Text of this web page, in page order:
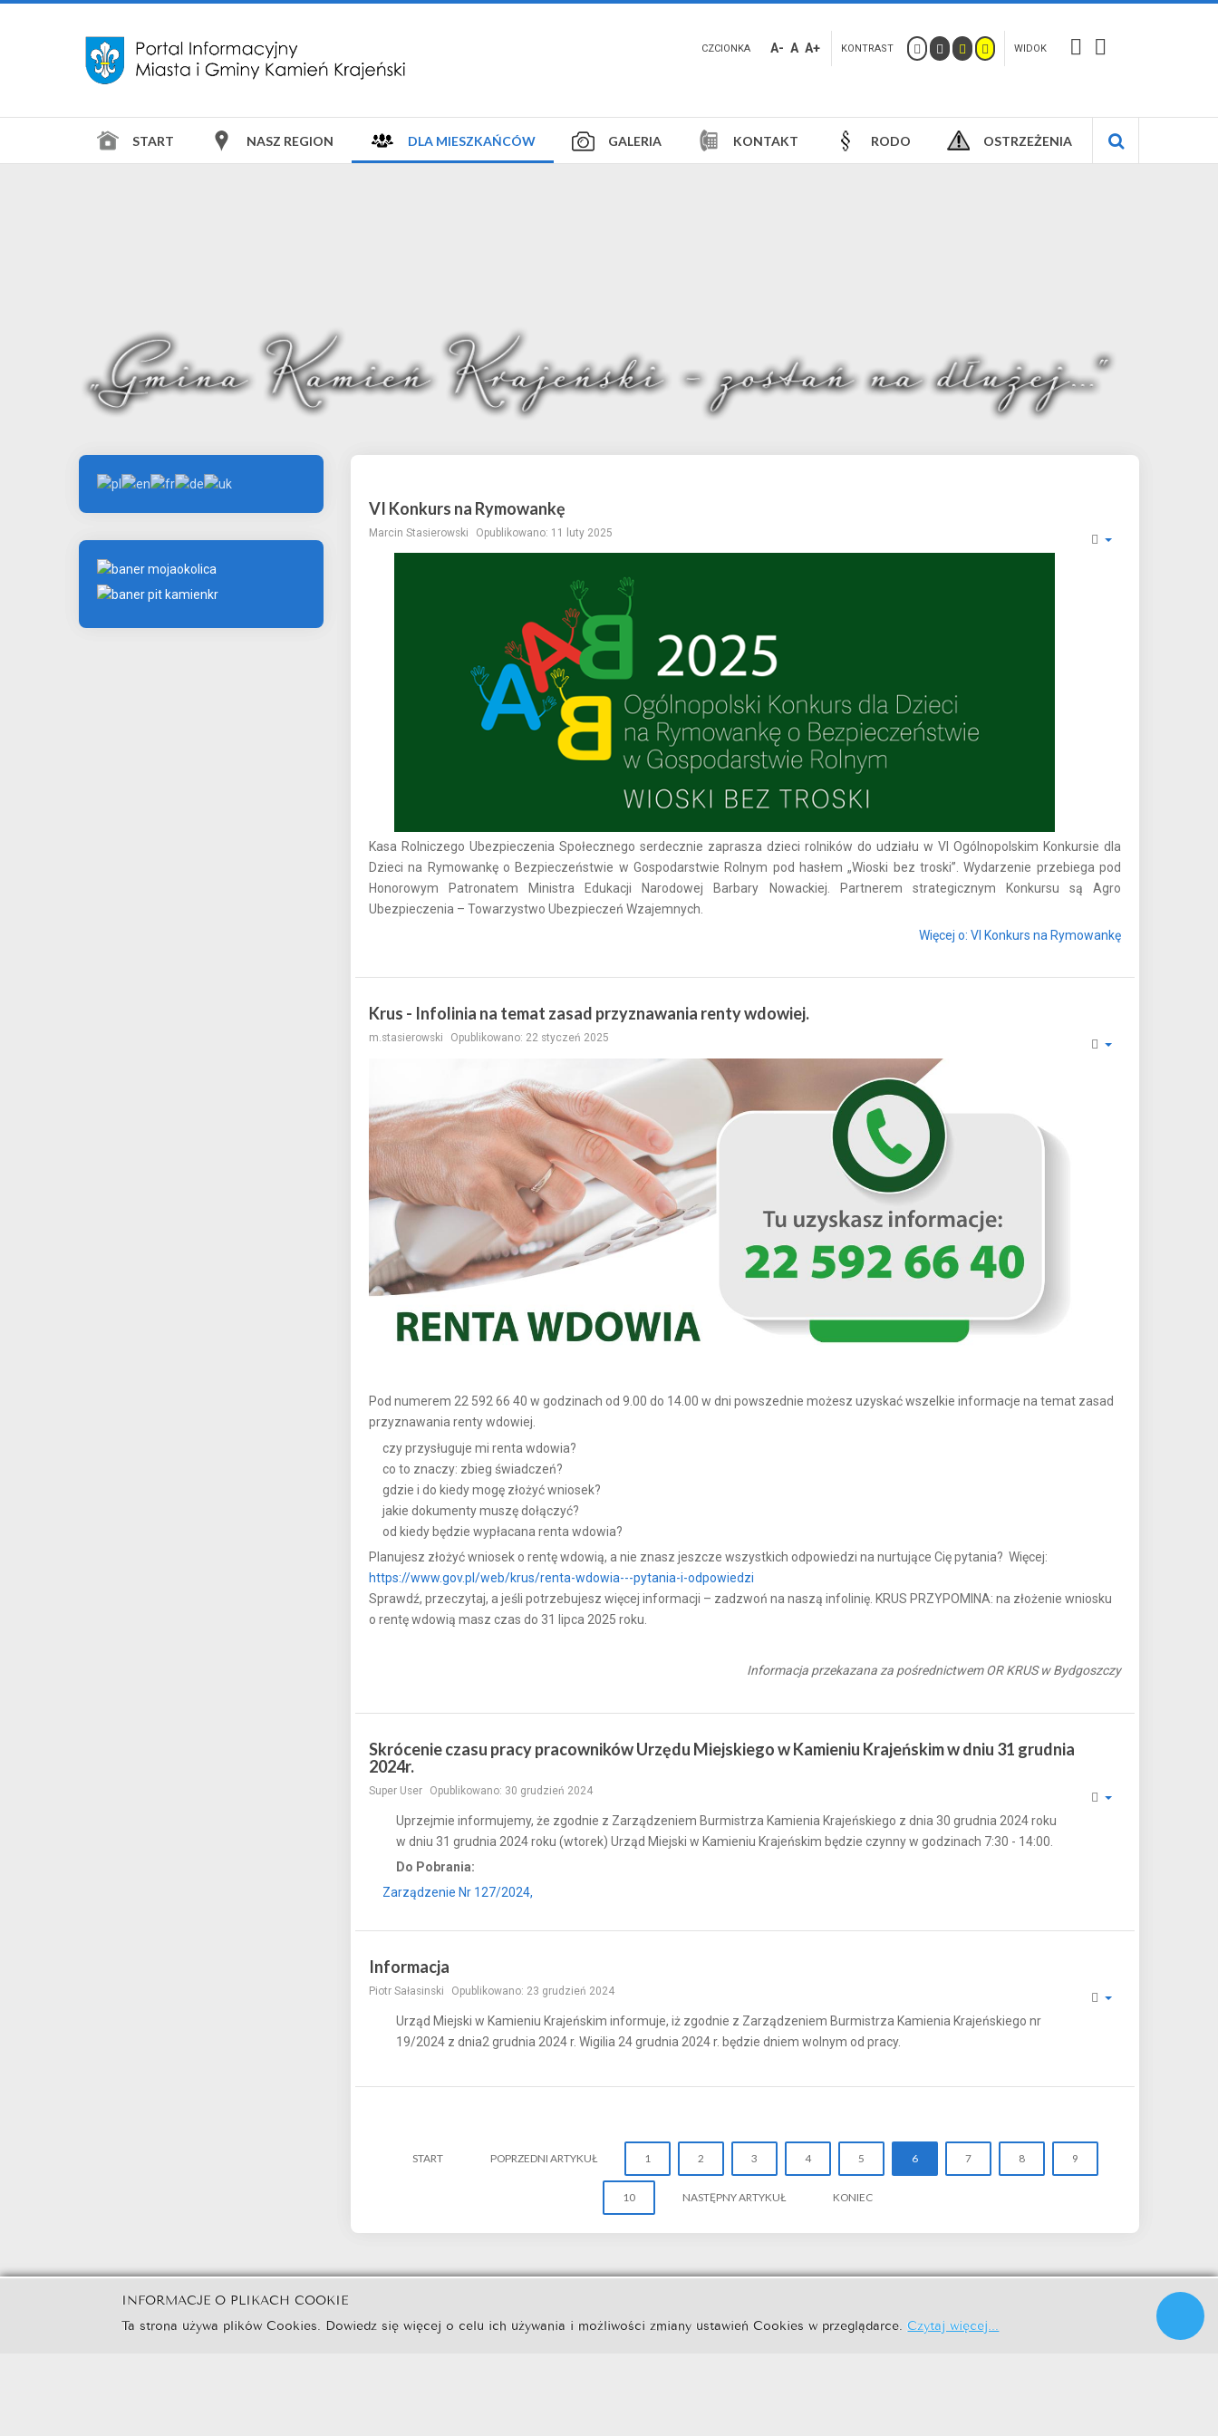
CZCIONKA A- A A+ KONTRAST WIDOK
START NASZ REGION DLA MIESZKAŃCÓW GALERIA KONTAKT RODO OSTRZEŻENIA
VI Konkurs na Rymowankę
Marcin Stasierowski Opublikowano: 11 luty 2025
Kasa Rolniczego Ubezpieczenia Społecznego serdecznie zaprasza dzieci rolników do udziału w VI Ogólnopolskim Konkursie dla
Dzieci na Rymowankę o Bezpieczeństwie w Gospodarstwie Rolnym pod hasłem „Wioski bez troski”. Wydarzenie przebiega pod
Honorowym Patronatem Ministra Edukacji Narodowej Barbary Nowackiej. Partnerem strategicznym Konkursu są Agro
Ubezpieczenia – Towarzystwo Ubezpieczeń Wzajemnych.
Więcej o: VI Konkurs na Rymowankę
Krus - Infolinia na temat zasad przyznawania renty wdowiej.
m.stasierowski Opublikowano: 22 styczeń 2025
Pod numerem 22 592 66 40 w godzinach od 9.00 do 14.00 w dni powszednie możesz uzyskać wszelkie informacje na temat zasad
przyznawania renty wdowiej.
czy przysługuje mi renta wdowia?
co to znaczy: zbieg świadczeń?
gdzie i do kiedy mogę złożyć wniosek?
jakie dokumenty muszę dołączyć?
od kiedy będzie wypłacana renta wdowia?
Planujesz złożyć wniosek o rentę wdowią, a nie znasz jeszcze wszystkich odpowiedzi na nurtujące Cię pytania? Więcej:
https://www.gov.pl/web/krus/renta-wdowia---pytania-i-odpowiedzi
Sprawdź, przeczytaj, a jeśli potrzebujesz więcej informacji – zadzwoń na naszą infolinię. KRUS PRZYPOMINA: na złożenie wniosku
o rentę wdowią masz czas do 31 lipca 2025 roku.
Informacja przekazana za pośrednictwem OR KRUS w Bydgoszczy
Skrócenie czasu pracy pracowników Urzędu Miejskiego w Kamieniu Krajeńskim w dniu 31 grudnia
2024r.
Super User Opublikowano: 30 grudzień 2024
Uprzejmie informujemy, że zgodnie z Zarządzeniem Burmistrza Kamienia Krajeńskiego z dnia 30 grudnia 2024 roku
w dniu 31 grudnia 2024 roku (wtorek) Urząd Miejski w Kamieniu Krajeńskim będzie czynny w godzinach 7:30 - 14:00.
Do Pobrania:
Zarządzenie Nr 127/2024,
Informacja
Piotr Sałasinski Opublikowano: 23 grudzień 2024
Urząd Miejski w Kamieniu Krajeńskim informuje, iż zgodnie z Zarządzeniem Burmistrza Kamienia Krajeńskiego nr
19/2024 z dnia2 grudnia 2024 r. Wigilia 24 grudnia 2024 r. będzie dniem wolnym od pracy.
START POPRZEDNI ARTYKUŁ 1 2 3 4 5 6 7 8 9
10 NASTĘPNY ARTYKUŁ KONIEC
INFORMACJE O PLIKACH COOKIE
Ta strona używa plików Cookies. Dowiedz się więcej o celu ich używania i możliwości zmiany ustawień Cookies w przeglądarce.Czytaj więcej...